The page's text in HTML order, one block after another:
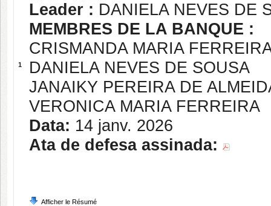
1
Leader : DANIELA NEVES DE
MEMBRES DE LA BANQUE :
CRISMANDA MARIA
DANIELA NEVES DE SOUSA
JANAIKY PEREIRA DE
VERONICA MARIA FERREIRA
Data: 14 janv. 2026
Ata de defesa assinada:
Afficher le Résumé